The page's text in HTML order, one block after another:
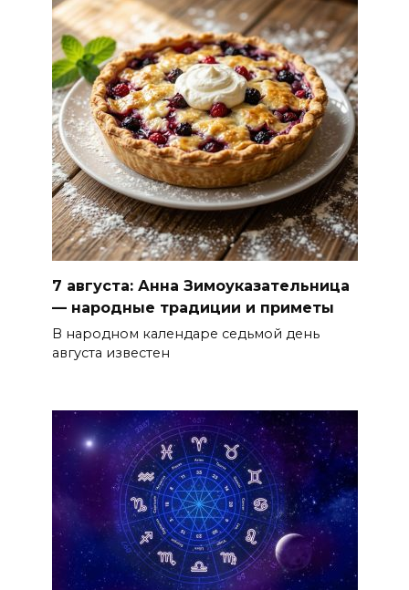
7 августа: Анна Зимоуказательница
— народные традиции и приметы
В народном календаре седьмой день
августа известен